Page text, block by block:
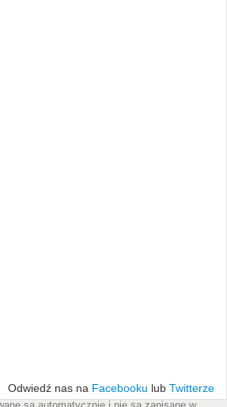
Odwiedź nas na Facebooku lub Twitterze